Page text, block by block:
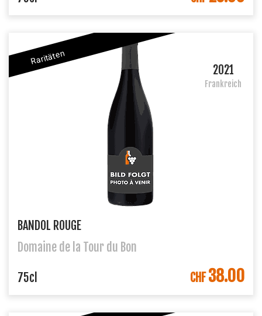
Raritäten
2021
Frankreich
BANDOL ROUGE
Domaine de la Tour du Bon
IN DEN WARENKORB
75cl CHF38.00